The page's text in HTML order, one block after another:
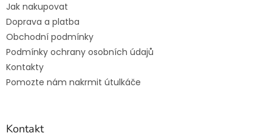
Jak nakupovat
Doprava a platba
Obchodní podmínky
Podmínky ochrany osobních údajů
Kontakty
Pomozte nám nakrmit útulkáče
Kontakt